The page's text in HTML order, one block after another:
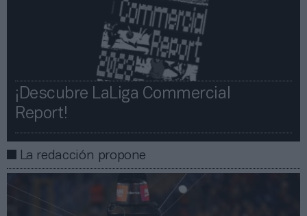
¡Descubre LaLiga Commercial
Report!​​
La redacción propone